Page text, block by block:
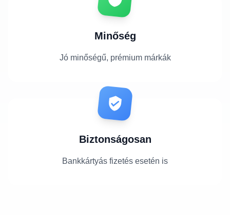
Minőség
Jó minőségű, prémium márkák
Biztonságosan
Bankkártyás fizetés esetén is